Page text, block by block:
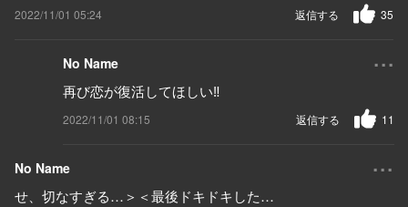
2022/11/01 05:24 35
返信する
No Name ...
再び恋が復活してほしい‼️
2022/11/01 08:15 11
返信する
No Name ...
せ、切なすぎる…＞＜最後ドキドキした…